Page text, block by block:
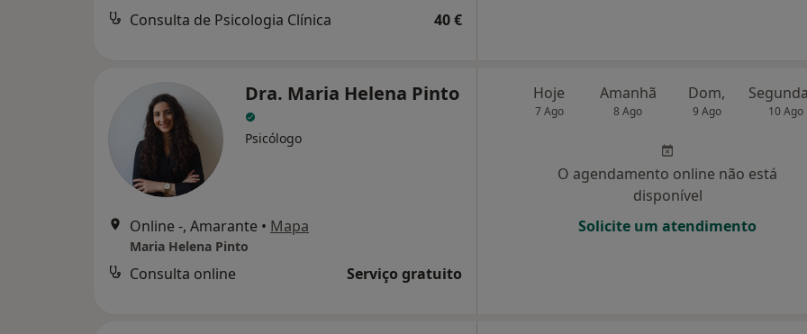
Consulta de Psicologia Clínica 40 €
Dra. Maria Helena Pinto
Psicólogo
Online -, Amarante • Mapa
Maria Helena Pinto
Consulta online Serviço gratuito
Hoje
7 Ago
Amanhã
8 Ago
Dom,
9 Ago 10 Ago
O agendamento online não está
disponível
Solicite um atendimento